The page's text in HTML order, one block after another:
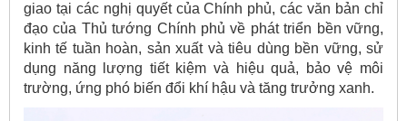
giao tại các nghị quyết của Chính phủ, các văn bản chỉ
đạo của Thủ tướng Chính phủ về phát triển bền vững,
kinh tế tuần hoàn, sản xuất và tiêu dùng bền vững, sử
dụng năng lượng tiết kiệm và hiệu quả, bảo vệ môi
trường, ứng phó biến đổi khí hậu và tăng trưởng xanh.